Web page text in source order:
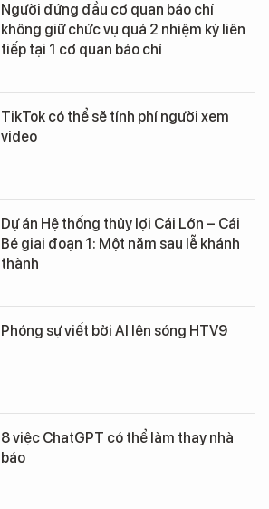
Người đứng đầu cơ quan báo chí
không giữ chức vụ quá 2 nhiệm kỳ liên
tiếp tại 1 cơ quan báo chí
TikTok có thể sẽ tính phí người xem
video
Dự án Hệ thống thủy lợi Cái Lớn – Cái
Bé giai đoạn 1: Một năm sau lễ khánh
thành
Phóng sự viết bởi AI lên sóng HTV9
8 việc ChatGPT có thể làm thay nhà
báo